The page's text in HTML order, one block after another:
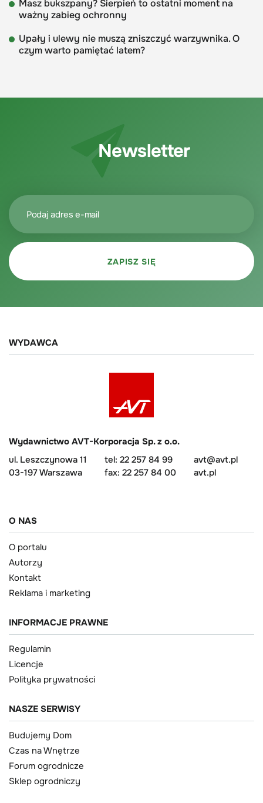
Masz bukszpany? Sierpień to ostatni moment na
ważny zabieg ochronny
Upały i ulewy nie muszą zniszczyć warzywnika. O
czym warto pamiętać latem?
Newsletter
WYDAWCA
Wydawnictwo AVT-Korporacja Sp. z o.o.
ul. Leszczynowa 11
03-197 Warszawa
tel: 22 257 84 99
fax: 22 257 84 00
avt@avt.pl
avt.pl
O NAS
O portalu
Autorzy
Kontakt
Reklama i marketing
INFORMACJE PRAWNE
Regulamin
Licencje
Polityka prywatności
NASZE SERWISY
Budujemy Dom
Czas na Wnętrze
Forum ogrodnicze
Sklep ogrodniczy